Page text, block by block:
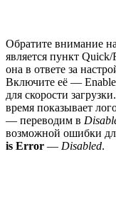
Обратите внимание
является пункт
она в ответе за
Включите её —
для скорости
время показывает
— переводим в
возможной ошибки
is Error — Disabled.